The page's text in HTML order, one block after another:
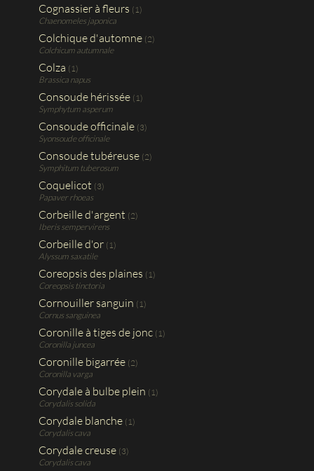
Cognassier à fleurs (1)
Chaenomeles japonica
Colchique d'automne (2)
Colchicum autumnale
Colza (1)
Brassica napus
Consoude hérissée (1)
Symphytum asperum
Consoude officinale (3)
Syonsoude officinale
Consoude tubéreuse (2)
Symphitum tuberosum
Coquelicot (3)
Papaver rhoeas
Corbeille d'argent (2)
Iberis sempervirens
Corbeille d'or (1)
Alyssum saxatile
Coreopsis des plaines (1)
Coreopsis tinctoria
Cornouiller sanguin (1)
Cornus sanguinea
Coronille à tiges de jonc (1)
Coronilla juncea
Coronille bigarrée (2)
Coronilla varga
Corydale à bulbe plein (1)
Corydalis solida
Corydale blanche (1)
Corydalis cava
Corydale creuse (3)
Corydalis cava